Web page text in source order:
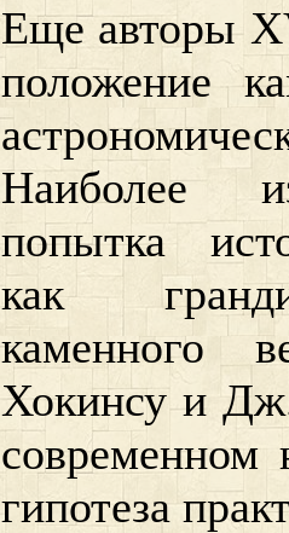
Еще авторы
положение
Наиболее
попытка
как
каменного
Хокинсу и
современном
гипотеза